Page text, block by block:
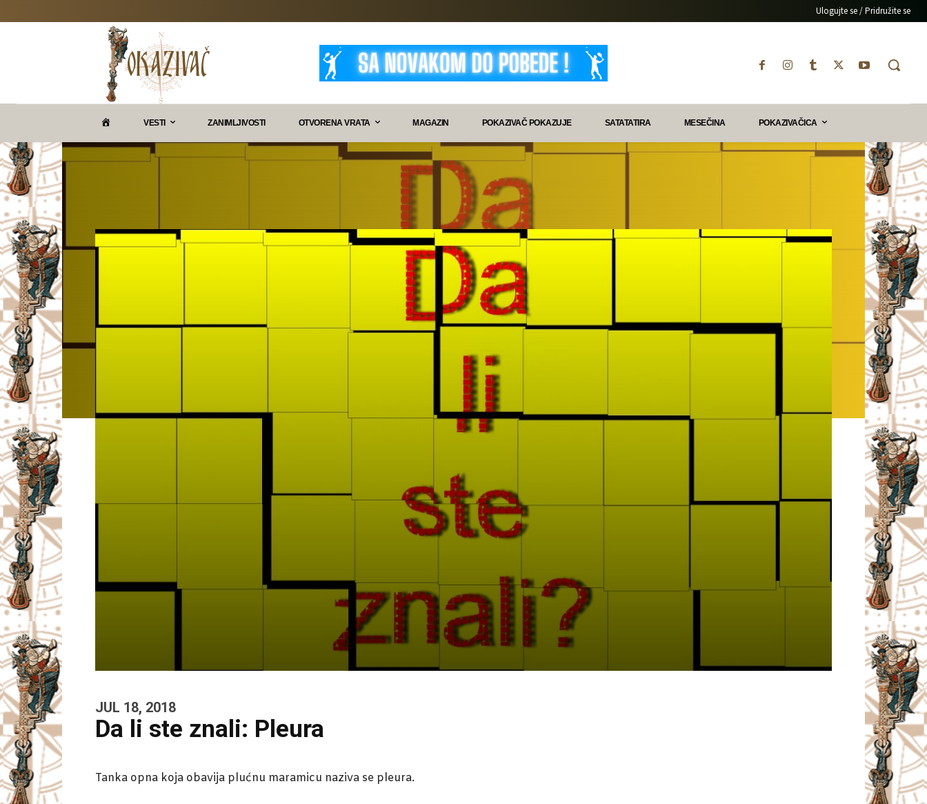
Ulogujte se / Pridružite se
O
A
VESTI ZANIMLJIVOSTI OTVORENA VRATA MAGAZIN POKAZIVAČ POKAZUJE SATATATIRA MESEČINA POKAZIVAČICA
JUL 18, 2018
Da li ste znali: Pleura
Tanka opna koja obavija plućnu maramicu naziva se pleura.